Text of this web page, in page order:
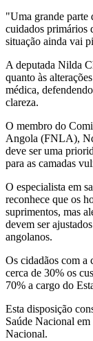
"Uma grande parte
cuidados primários
situação ainda vai
A deputada Nilda
quanto às
médica,
clareza.
O membro do
Angola (FNLA),
deve ser uma
para as camadas
O especialista em
reconhece que os
suprimentos, mas
devem ser
angolanos.
Os cidadãos com a
cerca de 30% os
70% a cargo do
Esta disposição
Saúde Nacional em
Nacional.